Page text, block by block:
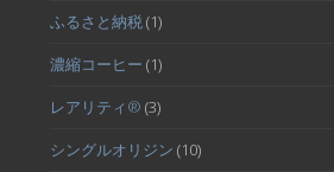
ふるさと納税 (1)
濃縮コーヒー (1)
レアリティ® (3)
シングルオリジン (10)